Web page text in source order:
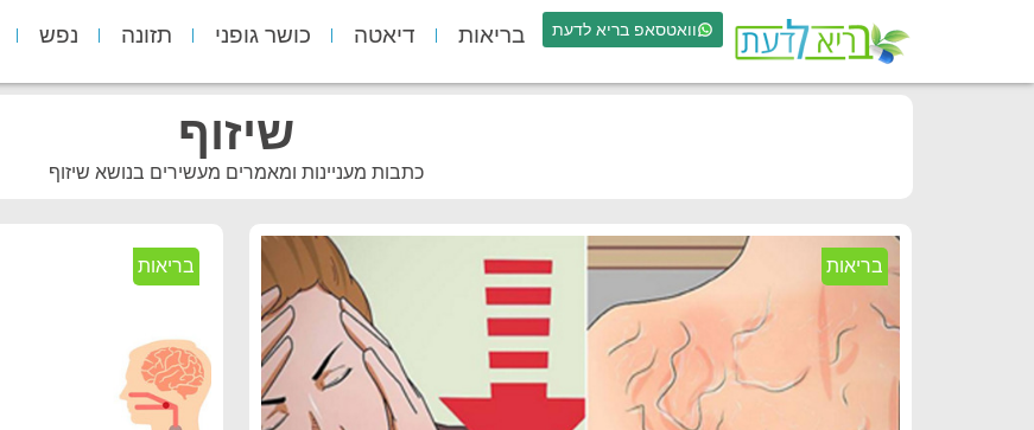
וואטסאפ בריא לדעת בריאות דיאטה כושר גופני תזונה נפש
שיזוף
כתבות מעניינות ומאמרים מעשירים בנושא שיזוף
בריאות בריאות